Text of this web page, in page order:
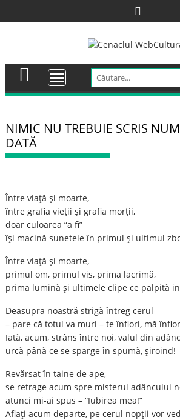
to
NIMIC NU TREBUIE SCRIS
DATĂ
Între viaţă şi moarte,
între grafia vieţii şi grafia morţii,
doar culoarea “a fi”
îşi macină sunetele în primul şi ultimul
Între viaţă şi moarte,
primul om, primul vis, prima lacrimă,
prima lumină şi ultimele clipe ce palpită
Deasupra noastră strigă întreg cerul
– pare că totul va muri – te înfiori, mă
Iată, acum, strâns între noi, valul din
urcă până ce se sparge în spumă, şiroind!
Revărsat în taine de ape,
se retrage acum spre misterul adâncului
atunci mi-ai spus – “Iubirea mea!”
Aflaţi acum departe, pe cerul nopţii vor